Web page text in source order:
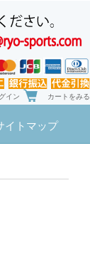
イン カートをみる
イトマップ